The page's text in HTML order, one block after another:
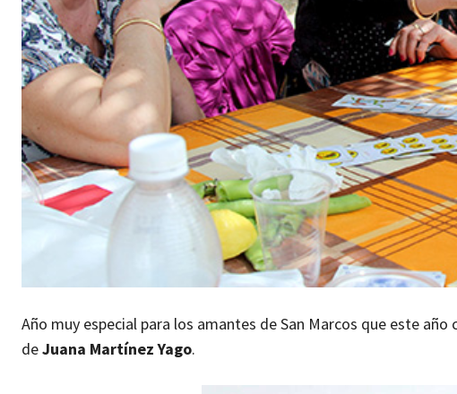
Año muy especial para los amantes de San Marcos que este
deJuana Martínez Yago.